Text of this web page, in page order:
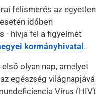
felismerés az egyetlen
időben
- hívja fel a figyelmet
kormányhivatal.
olyan nap, amelyet
egészség világnapjává
Vírus (HIV)